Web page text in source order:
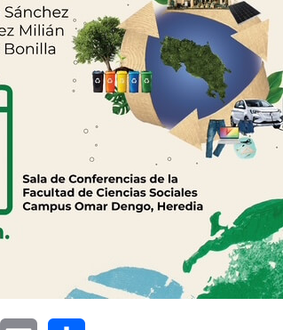
AGOSTO 05, 2026
Consejo Universitario llama a
defender la democracia